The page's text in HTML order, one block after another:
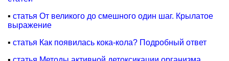
▪ статья От великого до смешного один шаг. Крылатое
выражение
▪ статья Как появилась кока-кола? Подробный ответ